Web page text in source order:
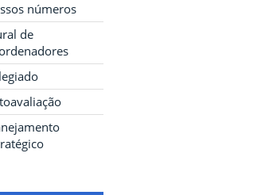
números
de